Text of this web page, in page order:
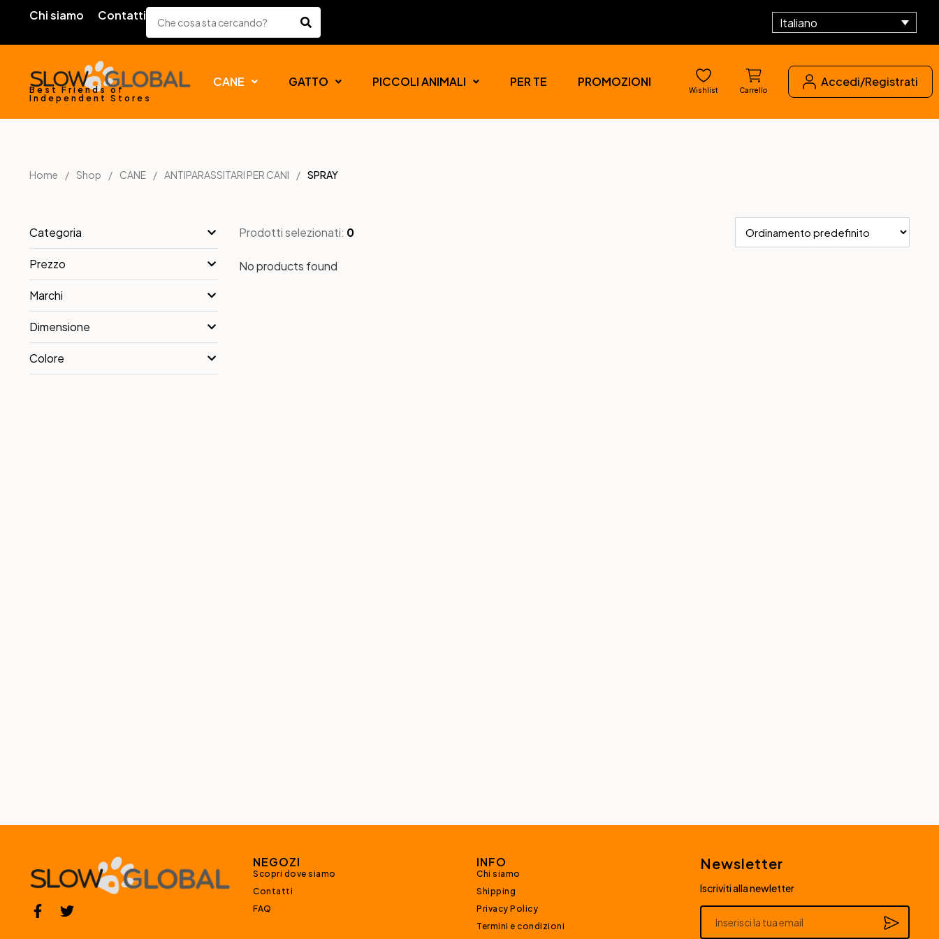
Chi siamo Contatti
Italiano
Best Friends of
Independent Stores
CANE GATTO PICCOLI ANIMALI PER TE PROMOZIONI
Wishlist Carrello
Accedi/Registrati
Home Shop CANE ANTIPARASSITARI PER CANI SPRAY
Categoria
Prezzo
Marchi
Dimensione
Colore
Prodotti selezionati: 0
No products found
NEGOZI
Scopri dove siamo
Contatti
FAQ
INFO
Chi siamo
Shipping
Privacy Policy
Termini e condizioni
Newsletter
Iscriviti alla newletter